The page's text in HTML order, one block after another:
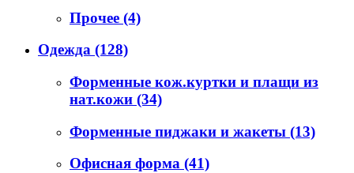
Прочее (4)
Одежда (128)
Форменные кож.куртки и плащи из
нат.кожи (34)
Форменные пиджаки и жакеты (13)
Офисная форма (41)